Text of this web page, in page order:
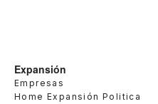
Expansión
Empresas
Home Expansión Politica